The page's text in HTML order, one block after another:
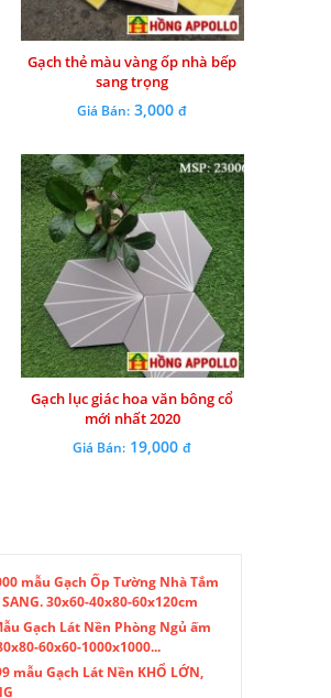
Gạch thẻ màu vàng ốp nhà bếp
sang trọng
Giá Bán: 3,000đ
Gạch lục giác hoa văn bông cổ
mới nhất 2020
Giá Bán: 19,000đ
mẫu Gạch Ốp Tường Nhà Tắm
30x60-40x80-60x120cm
Gạch Lát Nền Phòng Ngủ ấm
60x60-1000x1000...
mẫu Gạch Lát Nền KHỔ LỚN,